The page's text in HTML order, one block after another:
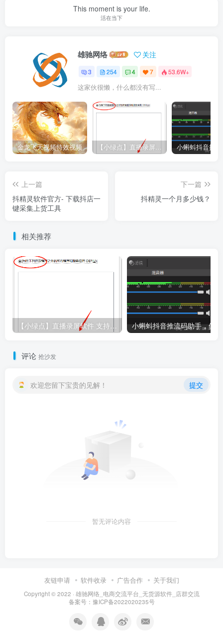
This moment is your life.
活在当下
雄驰网络 关注
3 254 4 7 53.6W+
这家伙很懒，什么都没有写...
金龙飞天视频特效视频 【小绿点】直播录屏软件 支持抖音快手直播屏幕高清录制
上一篇
抖精灵软件官方- 下载抖店一
键采集上货工具
下一篇
抖精灵一个月多少钱？
相关推荐
【小绿点】直播录屏软件 支持抖音快手直播屏幕高清录制
评论 抢沙发
欢迎您留下宝贵的见解！ 提交
暂无评论内容
友链申请 软件收录 广告合作 关于我们
Copyright © 2022 · 雄驰网络_电商交流平台_无货源软件_店群交流
备案号： 豫ICP备2022020235号